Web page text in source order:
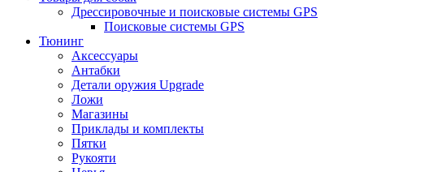
Дрессировочные и поисковые системы GPS
Поисковые системы GPS
Тюнинг
Аксессуары
Антабки
Детали оружия Upgrade
Ложи
Магазины
Приклады и комплекты
Пятки
Рукояти